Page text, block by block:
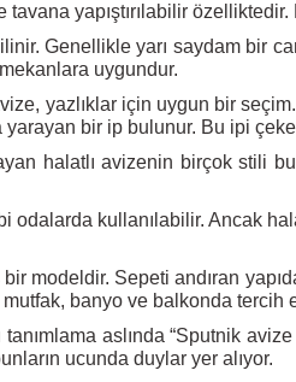
yapıştırılabilir
Genellikle yarı saydam bir
uygundur.
yazlıklar için uygun bir
bir ip bulunur. Bu ipi
halatlı avizenin birçok stili
odalarda kullanılabilir. Ancak
modeldir. Sepeti andıran
mutfak, banyo ve balkonda tercih
aslında “Sputnik
ucunda duylar yer alıyor.